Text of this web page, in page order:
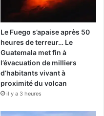
Le Fuego s’apaise après 50
heures de terreur… Le
Guatemala met fin à
l’évacuation de milliers
d’habitants vivant à
proximité du volcan
il y a 3 heures